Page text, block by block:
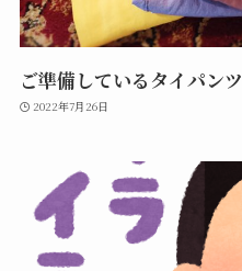
ご準備しているタイパンツ
2022年7月26日